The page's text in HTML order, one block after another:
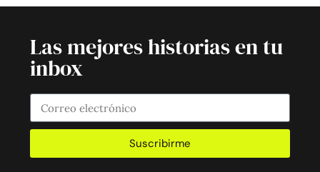
Las mejores historias en tu
inbox
Suscribirme